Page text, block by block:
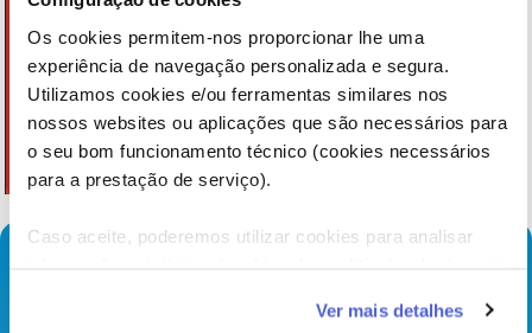
Os cookies permitem-nos proporcionar lhe uma
experiência de navegação personalizada e segura.
Utilizamos cookies e/ou ferramentas similares nos
nossos websites ou aplicações que são necessários para
o seu bom funcionamento técnico (cookies necessários
para a prestação de serviço).
Caso aceite, poderemos utilizar cookies para analisar
funcionalidades (cookies de personalização e
Ver mais detalhes